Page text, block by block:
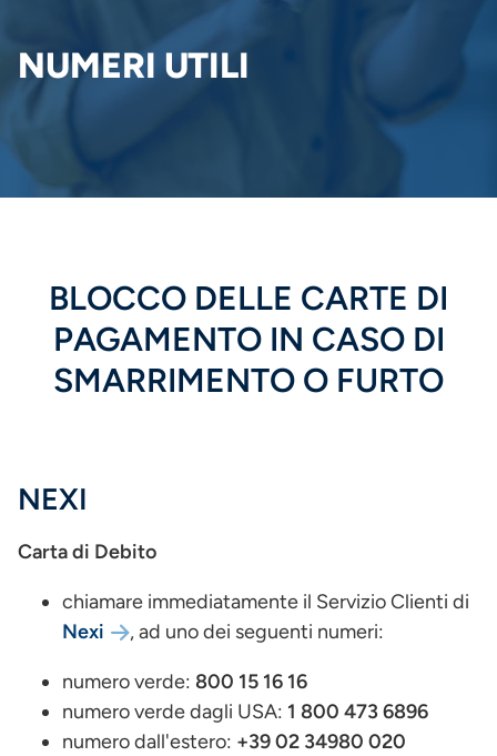
PANE
NUMERI UTILI
BLOCCO DELLE CARTE DI
PAGAMENTO IN CASO DI
SMARRIMENTO O FURTO
NEXI
Carta di Debito
chiamare immediatamente il Servizio Clienti di
Nexi
, ad uno dei seguenti numeri:
numero verde: 800 15 16 16
numero verde dagli USA: 1 800 473 6896
numero dall'estero: +39 02 34980 020